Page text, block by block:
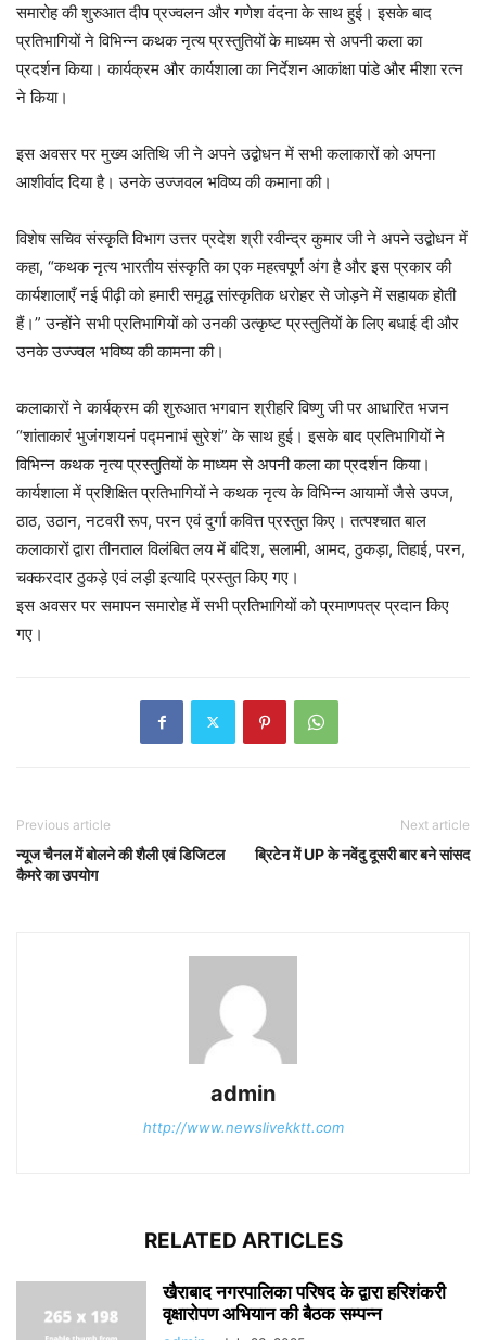
समारोह की शुरुआत दीप प्रज्वलन और गणेश वंदना के साथ हुई। इसके बाद
प्रतिभागियों ने विभिन्न कथक नृत्य प्रस्तुतियों के माध्यम से अपनी कला का
प्रदर्शन किया। कार्यक्रम और कार्यशाला का निर्देशन आकांक्षा पांडे और मीशा रत्न
ने किया।
इस अवसर पर मुख्य अतिथि जी ने अपने उद्बोधन में सभी कलाकारों को अपना
आशीर्वाद दिया है। उनके उज्जवल भविष्य की कमाना की।
विशेष सचिव संस्कृति विभाग उत्तर प्रदेश श्री रवीन्द्र कुमार जी ने अपने उद्बोधन में
कहा, “कथक नृत्य भारतीय संस्कृति का एक महत्वपूर्ण अंग है और इस प्रकार की
कार्यशालाएँ नई पीढ़ी को हमारी समृद्ध सांस्कृतिक धरोहर से जोड़ने में सहायक होती
हैं।” उन्होंने सभी प्रतिभागियों को उनकी उत्कृष्ट प्रस्तुतियों के लिए बधाई दी और
उनके उज्ज्वल भविष्य की कामना की।
कलाकारों ने कार्यक्रम की शुरुआत भगवान श्रीहरि विष्णु जी पर आधारित भजन
“शांताकारं भुजंगशयनं पद्मनाभं सुरेशं” के साथ हुई। इसके बाद प्रतिभागियों ने
विभिन्न कथक नृत्य प्रस्तुतियों के माध्यम से अपनी कला का प्रदर्शन किया।
कार्यशाला में प्रशिक्षित प्रतिभागियों ने कथक नृत्य के विभिन्न आयामों जैसे उपज,
ठाठ, उठान, नटवरी रूप, परन एवं दुर्गा कवित्त प्रस्तुत किए। तत्पश्चात बाल
कलाकारों द्वारा तीनताल विलंबित लय में बंदिश, सलामी, आमद, ठुकड़ा, तिहाई, परन,
चक्करदार ठुकड़े एवं लड़ी इत्यादि प्रस्तुत किए गए।
इस अवसर पर समापन समारोह में सभी प्रतिभागियों को प्रमाणपत्र प्रदान किए
गए।
Previous article
न्यूज चैनल में बोलने की शैली एवं डिजिटल
कैमरे का उपयोग
Next article
ब्रिटेन में UP के नवेंदु दूसरी बार बने सांसद
admin
http://www.newslivekktt.com
RELATED ARTICLES
खैराबाद नगरपालिका परिषद के द्वारा हरिशंकरी
वृक्षारोपण अभियान की बैठक सम्पन्न